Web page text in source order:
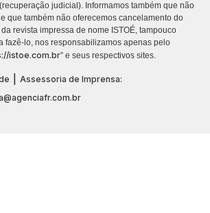
judicial). Informamos também que não
que também não oferecemos cancelamento do
revista impressa de nome ISTOÉ, tampouco
fazê-lo, nos responsabilizamos apenas pelo
istoe.com.br” e seus respectivos sites.
Assessoria de Imprensa: